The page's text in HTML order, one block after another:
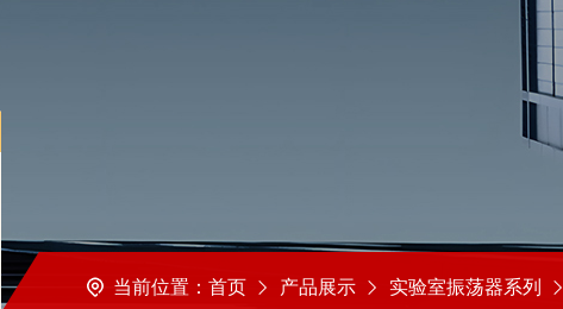
当前位置： 首页 产品展示 实验室振荡器系列